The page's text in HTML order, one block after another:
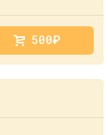
500руб.